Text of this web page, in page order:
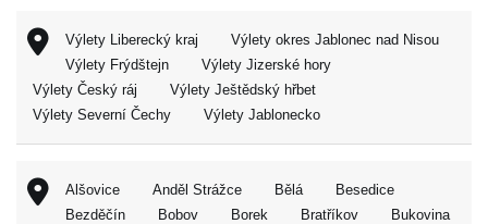
Výlety Liberecký kraj
Výlety okres Jablonec nad Nisou
Výlety Frýdštejn
Výlety Jizerské hory
Výlety Český ráj
Výlety Ještědský hřbet
Výlety Severní Čechy
Výlety Jablonecko
Alšovice Anděl Strážce Bělá
Besedice
Bezděčín
Bobov Borek Bratříkov
Bukovina